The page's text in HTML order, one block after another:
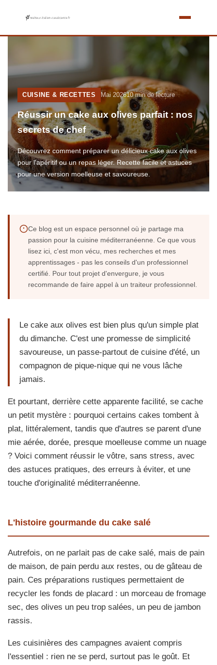
CUISINE & RECETTES Mai 202610 min de lecture
Réussir un cake aux olives parfait : nos
secrets de chef
Découvrez comment préparer un délicieux cake aux olives
pour l'apéritif ou un repas léger. Recette facile et astuces
pour une version moelleuse et savoureuse.
Ce blog est un espace personnel où je partage ma
passion pour la cuisine méditerranéenne. Ce que vous
lisez ici, c'est mon vécu, mes recherches et mes
apprentissages - pas les conseils d'un professionnel
certifié. Pour tout projet d'envergure, je vous
recommande de faire appel à un traiteur professionnel.
Le cake aux olives est bien plus qu'un simple plat
du dimanche. C'est une promesse de simplicité
savoureuse, un passe-partout de cuisine d'été, un
compagnon de pique-nique qui ne vous lâche
jamais.
Et pourtant, derrière cette apparente facilité, se cache
un petit mystère : pourquoi certains cakes tombent à
plat, littéralement, tandis que d'autres se parent d'une
mie aérée, dorée, presque moelleuse comme un nuage
? Voici comment réussir le vôtre, sans stress, avec
des astuces pratiques, des erreurs à éviter, et une
touche d'originalité méditerranéenne.
L'histoire gourmande du cake salé
Autrefois, on ne parlait pas de cake salé, mais de pain
de maison, de pain perdu aux restes, ou de gâteau de
pain. Ces préparations rustiques permettaient de
recycler les fonds de placard : un morceau de fromage
sec, des olives un peu trop salées, un peu de jambon
rassis.
Les cuisinières des campagnes avaient compris
l'essentiel : rien ne se perd, surtout pas le goût. Et